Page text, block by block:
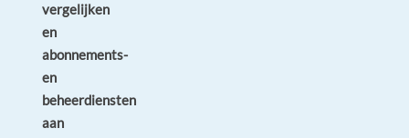
vergelijken
en
abonnements-
en
beheerdiensten
aan